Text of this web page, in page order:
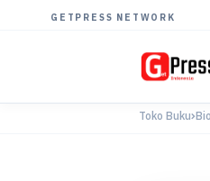
GETPRESS NETWORK
Toko Buku